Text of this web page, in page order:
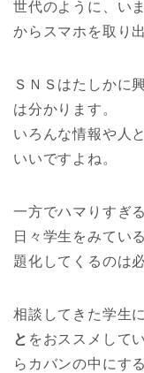
世代のように、い
からスマホを取り
ＳＮＳはたしかに
は分かります。
いろんな情報や人
いいですよね。
一方でハマりすぎ
日々学生をみてい
題化してくるのは
相談してきた学生に
と をおススメして
らカバンの中にする